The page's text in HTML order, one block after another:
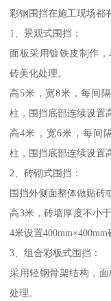
彩钢围挡在施工现场都
1、景观式围挡：
面板采用镀铁皮制作
砖美化处理。
高5米，宽8米，每间
柱，围挡底部连续设置
高4米，宽6米，每间
柱，围挡底部连续设置
2、砖砌式围挡：
围挡外侧面整体做贴砖
高3米，砖墙厚度不小
4米设置400mm×400mm
3、组合彩板式围挡：
采用轻钢骨架结构，
处理。